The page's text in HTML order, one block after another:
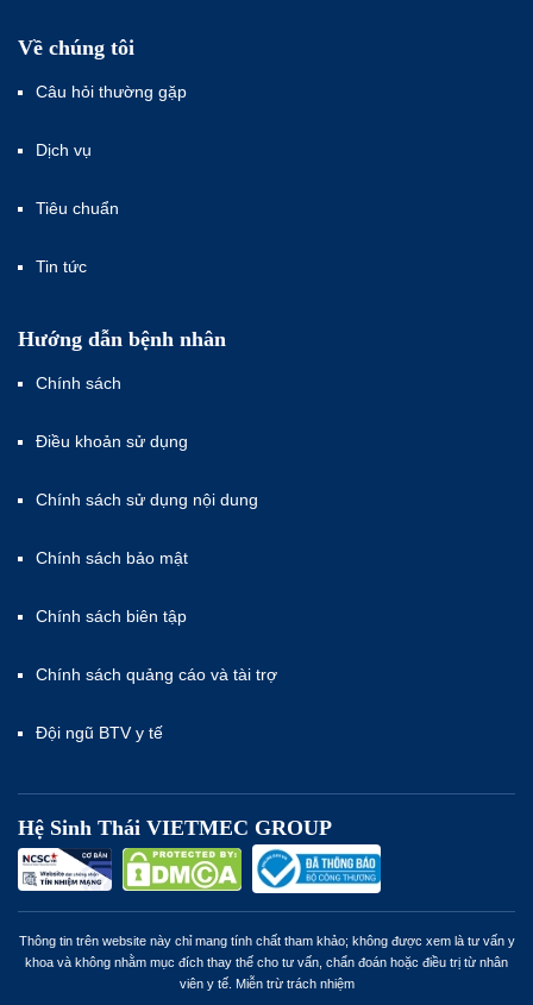
Về chúng tôi
Câu hỏi thường gặp
Dịch vụ
Tiêu chuẩn
Tin tức
Hướng dẫn bệnh nhân
Chính sách
Điều khoản sử dụng
Chính sách sử dụng nội dung
Chính sách bảo mật
Chính sách biên tập
Chính sách quảng cáo và tài trợ
Đội ngũ BTV y tế
Hệ Sinh Thái VIETMEC GROUP
Thông tin trên website này chỉ mang tính chất tham khảo; không được xem là tư vấn y
khoa và không nhằm mục đích thay thế cho tư vấn, chẩn đoán hoặc điều trị từ nhân
viên y tế. Miễn trừ trách nhiệm